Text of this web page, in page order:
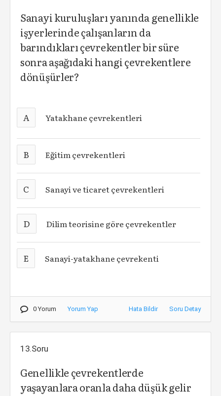
Sanayi kuruluşları yanında genellikle
işyerlerinde çalışanların da
barındıkları çevrekentler bir süre
sonra aşağıdaki hangi çevrekentlere
dönüşürler?
A Yatakhane çevrekentleri
B Eğitim çevrekentleri
C Sanayi ve ticaret çevrekentleri
D Dilim teorisine göre çevrekentler
E Sanayi-yatakhane çevrekenti
0 Yorum Yorum Yap Hata Bildir Soru Detay
13.Soru
Genellikle çevrekentlerde
yaşayanlara oranla daha düşük gelir